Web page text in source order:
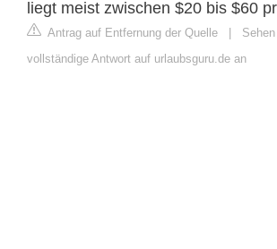
liegt meist zwischen $20 bis $60
Antrag auf Entfernung der Quelle |
vollständige Antwort auf urlaubsguru.de an